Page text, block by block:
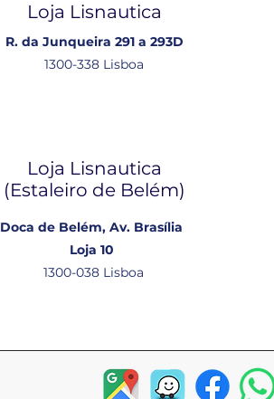
Loja Lisnautica
R. da Junqueira 291 a 293D
1300-338 Lisboa
Loja Lisnautica
(Estaleiro de Belém​)
Doca de Belém, Av. Brasília
Loja 10
1300-038 Lisboa